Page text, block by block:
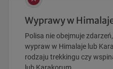
Wyprawy w
Polisa nie obejmuje
wypraw w Himalaje lub
rodzaju trekkingu czy